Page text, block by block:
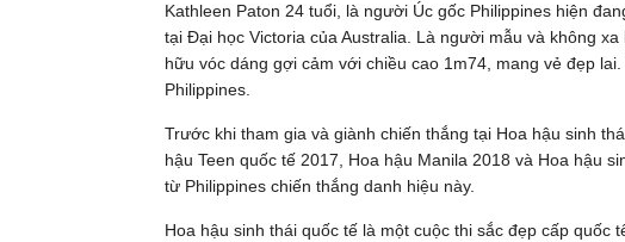
Kathleen Paton 24 tuổi, là người Úc gốc Philippines hiện
tại Đại học Victoria của Australia. Là người mẫu và không
hữu vóc dáng gợi cảm với chiều cao 1m74, mang vẻ đẹp
Philippines.
Trước khi tham gia và giành chiến thắng tại Hoa hậu sinh
hậu Teen quốc tế 2017, Hoa hậu Manila 2018 và Hoa hậu
từ Philippines chiến thắng danh hiệu này.
Hoa hậu sinh thái quốc tế là một cuộc thi sắc đẹp cấp